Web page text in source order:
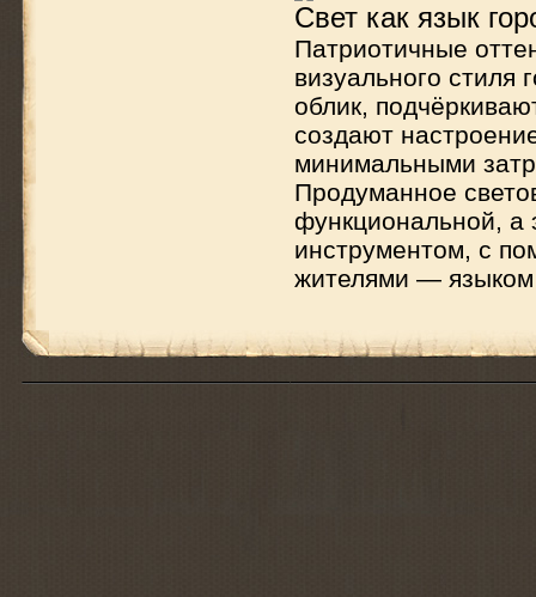
Свет как язык
Патриотичные
визуального
облик,
создают
минимальными
Продуманное
функциональной, а
инструментом, с
жителями —